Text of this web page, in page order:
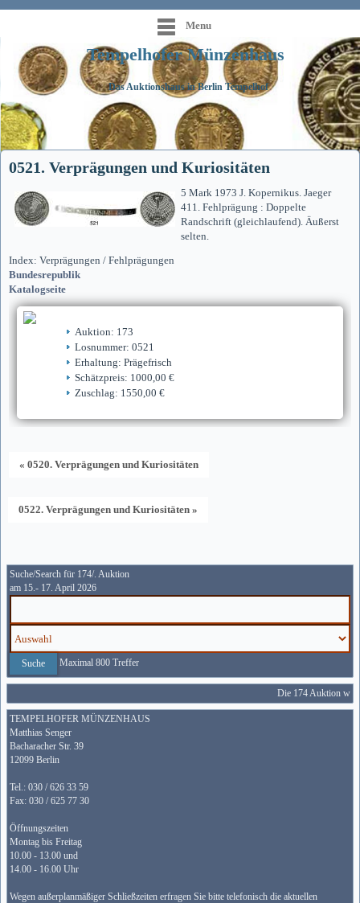
Menu
Tempelhofer Münzenhaus
Das Auktionshaus in Berlin Tempelhof
0521. Verprägungen und Kuriositäten
5 Mark 1973 J. Kopernikus. Jaeger
411. Fehlprägung : Doppelte
Randschrift (gleichlaufend). Äußerst
selten.
Index: Verprägungen / Fehlprägungen
Bundesrepublik
Katalogseite
Auktion: 173
Losnummer: 0521
Erhaltung: Prägefrisch
Schätzpreis: 1000,00 €
Zuschlag: 1550,00 €
« 0520. Verprägungen und Kuriositäten
0522. Verprägungen und Kuriositäten »
Suche/Search für 174/. Auktion
am 15.- 17. April 2026
Maximal 800 Treffer
Die 174 Auktion
TEMPELHOFER MÜNZENHAUS
Matthias Senger
Bacharacher Str. 39
12099 Berlin
Tel.: 030 / 626 33 59
Fax: 030 / 625 77 30
Öffnungszeiten
Montag bis Freitag
10.00 - 13.00 und
14.00 - 16.00 Uhr
Wegen außerplanmäßiger Schließzeiten erfragen Sie bitte telefonisch die aktuellen